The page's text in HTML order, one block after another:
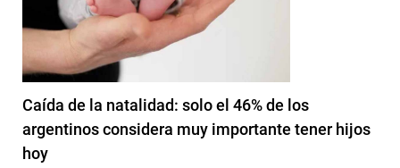
Caída de la natalidad: solo el 46% de los
argentinos considera muy importante tener hijos
hoy